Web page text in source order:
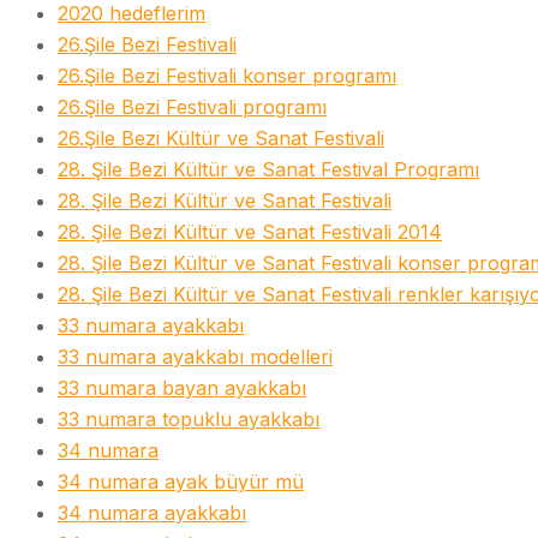
2020 hedeflerim
26.Şile Bezi Festivali
26.Şile Bezi Festivali konser programı
26.Şile Bezi Festivali programı
26.Şile Bezi Kültür ve Sanat Festivali
28. Şile Bezi Kültür ve Sanat Festival Programı
28. Şile Bezi Kültür ve Sanat Festivali
28. Şile Bezi Kültür ve Sanat Festivali 2014
28. Şile Bezi Kültür ve Sanat Festivali konser
28. Şile Bezi Kültür ve Sanat Festivali renkler
33 numara ayakkabı
33 numara ayakkabı modelleri
33 numara bayan ayakkabı
33 numara topuklu ayakkabı
34 numara
34 numara ayak büyür mü
34 numara ayakkabı